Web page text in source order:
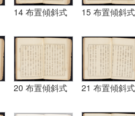
14 布置傾斜式 15 布置傾斜式
20 布置傾斜式 21 布置傾斜式